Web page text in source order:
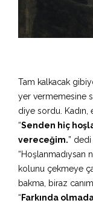
Tam kalkacak
yer vermemesine
diye sordu. Kadın,
“Senden hiç
vereceğim.” dedi
“Hoşlanmadıysan
kolunu çekmeye
bakma, biraz
“ Farkında